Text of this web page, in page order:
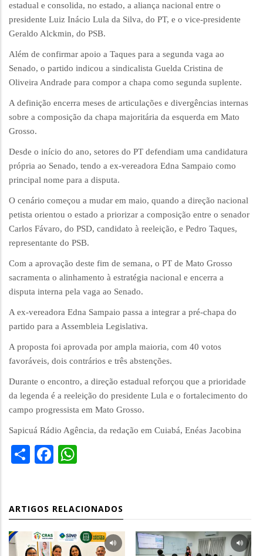
estadual e consolida, no estado, a aliança nacional entre o
presidente Luiz Inácio Lula da Silva, do PT, e o vice-presidente
Geraldo Alckmin, do PSB.
Além de confirmar apoio a Taques para a segunda vaga ao
Senado, o partido indicou a sindicalista Guelda Cristina de
Oliveira Andrade para compor a chapa como segunda suplente.
A definição encerra meses de articulações e divergências internas
sobre a composição da chapa majoritária da esquerda em Mato
Grosso.
Desde o início do ano, setores do PT defendiam uma candidatura
própria ao Senado, tendo a ex-vereadora Edna Sampaio como
principal nome para a disputa.
O cenário começou a mudar em maio, quando a direção nacional
petista orientou o estado a priorizar a composição entre o senador
Carlos Fávaro, do PSD, candidato à reeleição, e Pedro Taques,
representante do PSB.
Com a aprovação deste fim de semana, o PT de Mato Grosso
sacramenta o alinhamento à estratégia nacional e encerra a
disputa interna pela vaga ao Senado.
A ex-vereadora Edna Sampaio passa a integrar a pré-chapa do
partido para a Assembleia Legislativa.
A proposta foi aprovada por ampla maioria, com 40 votos
favoráveis, dois contrários e três abstenções.
Durante o encontro, a direção estadual reforçou que a prioridade
da legenda é a reeleição do presidente Lula e o fortalecimento do
campo progressista em Mato Grosso.
Sapicuá Rádio Agência, da redação em Cuiabá, Enéas Jacobina
ShareFacebook
ARTIGOS RELACIONADOS